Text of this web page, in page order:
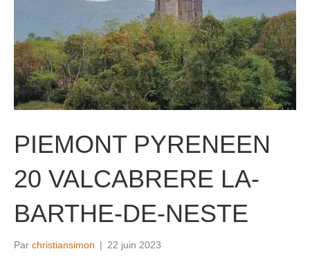
PIEMONT PYRENEEN
20 VALCABRERE LA-
BARTHE-DE-NESTE
Par christiansimon | 22 juin 2023